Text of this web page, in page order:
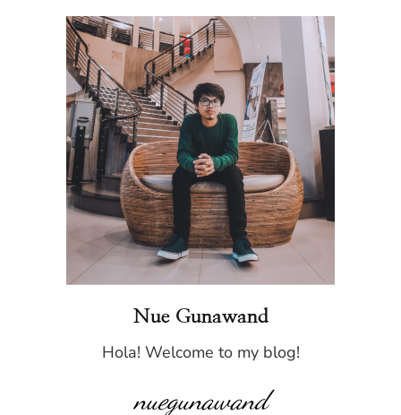
Nue Gunawand
Hola! Welcome to my blog!
nuegunawand